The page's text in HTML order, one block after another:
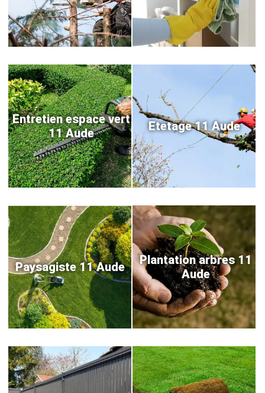
Entretien espace vert
11 Aude
Etetage 11 Aude
Paysagiste 11 Aude
Plantation arbres 11
Aude